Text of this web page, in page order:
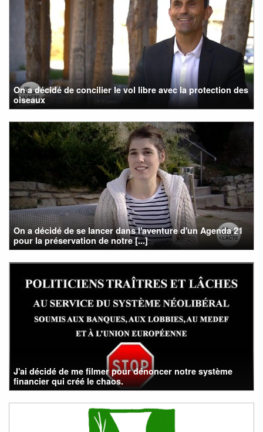
On a décidé de concilier le vol libre avec la protection des
oiseaux
On a décidé de se lancer dans l'aventure d'un Agenda 21
pour la préservation de notre [...]
J'ai décidé de me filmer pour dénoncer notre système
financier qui créé le chaos.